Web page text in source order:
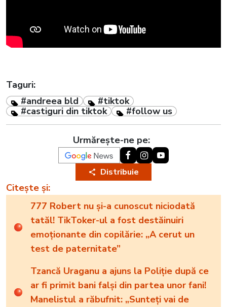
Taguri:
#andreea bld
#tiktok
#castiguri din tiktok
#follow us
Urmărește-ne pe:
Distribuie
Citește și:
777 Robert nu și-a cunoscut niciodată
tatăl! TikToker-ul a fost destăinuiri
emoționante din copilărie: „A cerut un
test de paternitate”
Tzancă Uraganu a ajuns la Poliție după ce
ar fi primit bani falși din partea unor fani!
Manelistul a răbufnit: „Sunteţi vai de